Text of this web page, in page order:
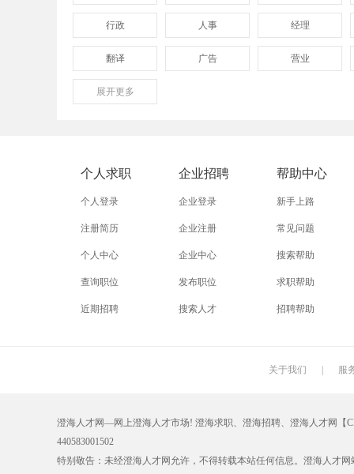
行政 人事 经理
翻译 广告 营业
保险
展开更多
个人求职
个人登录
注册简历
个人中心
查询职位
近期招聘
企业招聘
企业登录
企业注册
企业中心
发布职位
搜索人才
帮助中心
新手上路
常见问题
搜索帮助
求职帮助
招聘帮助
关于我们 服
澄海人才网—网上澄海人才市场! 澄海求职、澄海招聘、澄海人才网【
440583001502
特别敬告：未经澄海人才网允许，不得转载本站任何信息。澄海人